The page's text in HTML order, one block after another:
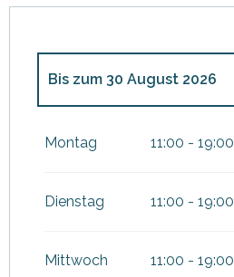
Juli 2026
Bis zum 30 August 2026
zum
Montag 11:00 - 19:00
Dienstag 11:00 - 19:00
Mittwoch 11:00 - 19:00